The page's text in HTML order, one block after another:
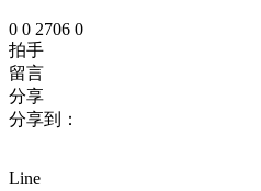
0 0 2706 0
拍手
留言
分享
分享到：
Line